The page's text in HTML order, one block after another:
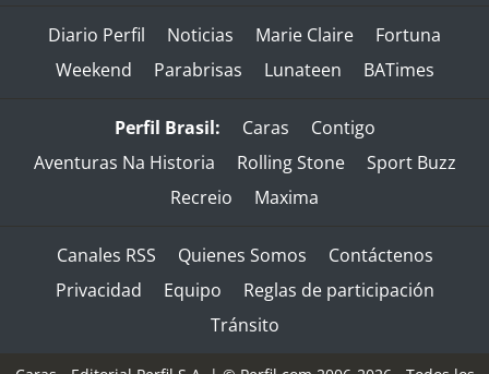
Diario Perfil Noticias Marie Claire
Fortuna
Weekend
Parabrisas Lunateen BATimes
Perfil Brasil: Caras
Contigo
Aventuras Na Historia
Rolling Stone
Sport Buzz
Recreio
Maxima
Canales RSS Quienes Somos
Contáctenos
Privacidad
Equipo
Reglas de participación
Tránsito